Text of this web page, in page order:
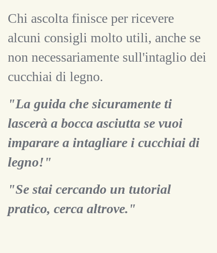
Chi ascolta finisce per ricevere
alcuni consigli molto utili, anche se
non necessariamente sull'intaglio dei
cucchiai di legno.
"La guida che sicuramente ti
lascerà a bocca asciutta se vuoi
imparare a intagliare i cucchiai di
legno!"
"Se stai cercando un tutorial
pratico, cerca altrove."